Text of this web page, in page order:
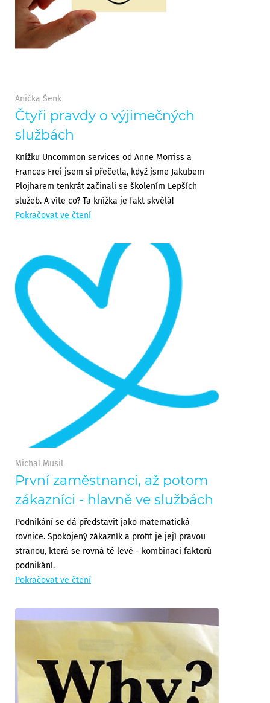
Anička Šenk
Čtyři pravdy o výjimečných
službách
Knížku Uncommon services od Anne Morriss a
Frances Frei jsem si přečetla, když jsme Jakubem
Plojharem tenkrát začinali se školením Lepších
služeb. A víte co? Ta knížka je fakt skvělá!
Pokračovat ve čtení
Michal Musil
První zaměstnanci, až potom
zákazníci - hlavně ve službách
Podnikání se dá představit jako matematická
rovnice. Spokojený zákazník a profit je její pravou
stranou, která se rovná té levé - kombinaci faktorů
podnikání.
Pokračovat ve čtení